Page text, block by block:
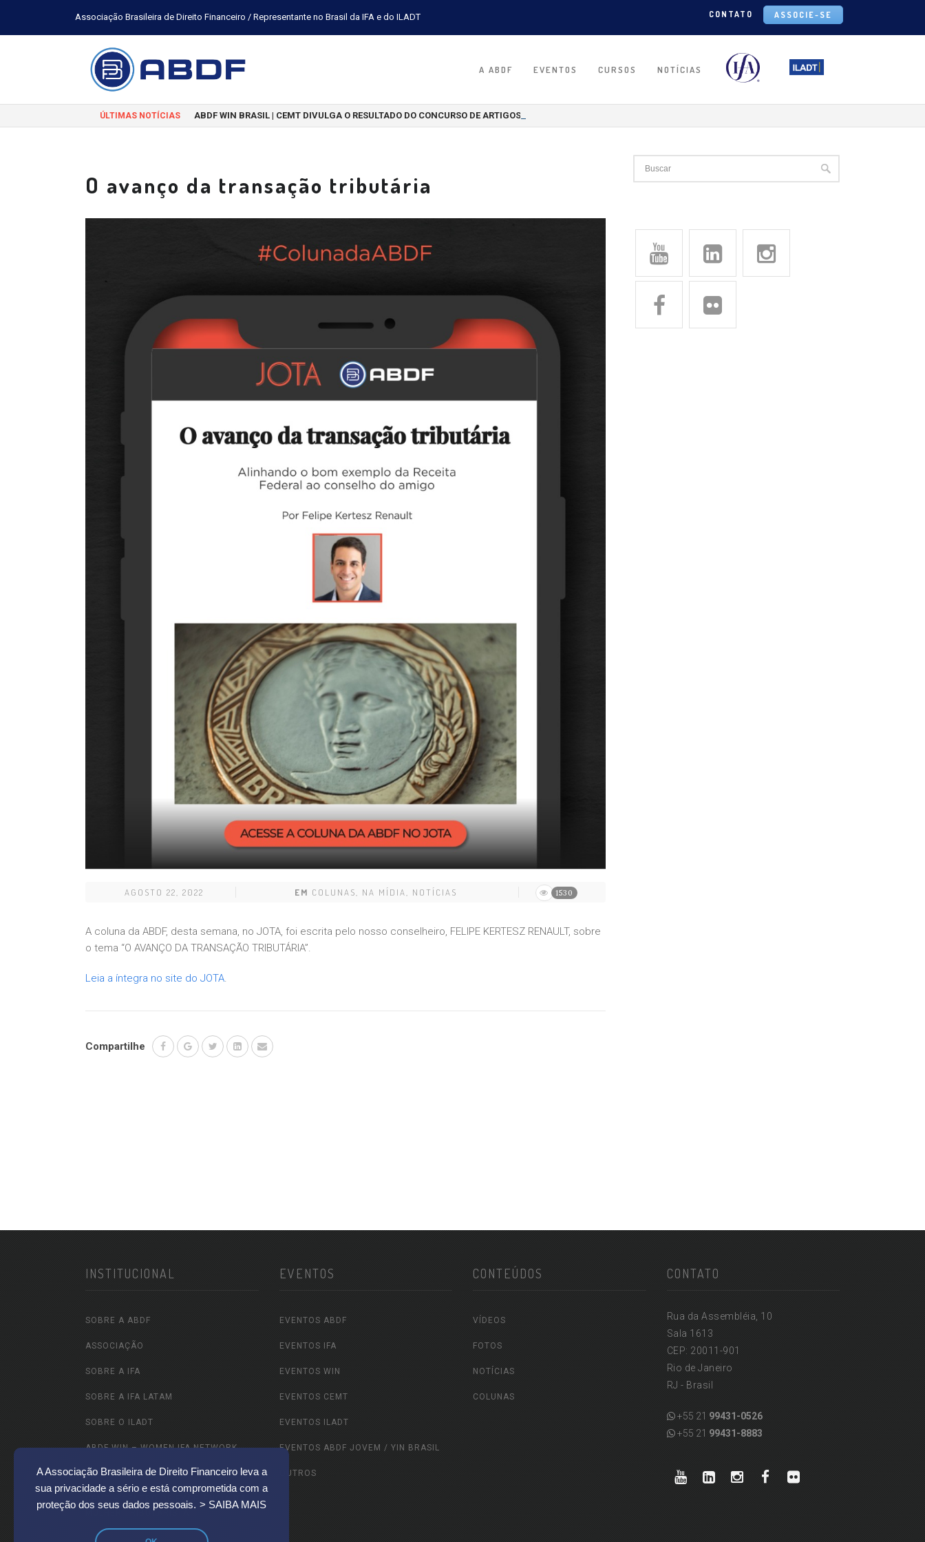
A Associação Brasileira de Direito Financeiro leva a
sua privacidade a sério e está comprometida com a
proteção dos seus dados pessoais. > SAIBA MAIS
Associação Brasileira de Direito Financeiro / Representante no Brasil da IFA e do ILADT CONTATO ASSOCIE-SE
A ABDF EVENTOS CURSOS NOTÍCIAS
ÚLTIMAS NOTÍCIAS ABDF WIN BRASIL | CEMT DIVULGA O RESULTADO DO CONCURSO DE ARTIGOS CIENTÍFICOS 2026
O avanço da transação tributária
AGOSTO 22, 2022 EM COLUNAS NA MÍDIA NOTÍCIAS 1530
A coluna da ABDF, desta semana, no JOTA, foi escrita pelo nosso conselheiro, FELIPE KERTESZ RENAULT, sobre
o tema “O AVANÇO DA TRANSAÇÃO TRIBUTÁRIA”.
Leia a íntegra no site do JOTA.
Compartilhe
INSTITUCIONAL
SOBRE A ABDF
ASSOCIAÇÃO
SOBRE A IFA
SOBRE A IFA LATAM
SOBRE O ILADT
ABDF WIN – WOMEN IFA NETWORK
ABDF JOVEM
CEMT – CENTRO DE EXCELÊNCIA DA
MULHER TRIBUTARISTA
EVENTOS
EVENTOS ABDF
EVENTOS IFA
EVENTOS WIN
EVENTOS CEMT
EVENTOS ILADT
EVENTOS ABDF JOVEM / YIN BRASIL
OUTROS
CONTEÚDOS
VÍDEOS
FOTOS
NOTÍCIAS
COLUNAS
CONTATO
Rua da Assembléia, 10
Sala 1613
CEP: 20011-901
Rio de Janeiro
RJ - Brasil
+55 21 99431-0526
+55 21 99431-8883